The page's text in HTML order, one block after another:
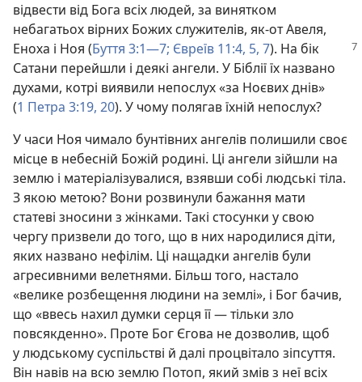
відвести від Бога всіх людей, за винятком
небагатьох вірних Божих служителів, як-от Авеля,
Еноха і Ноя (Буття 3:1—7; Євреїв 11:4, 5, 7). На бік
Сатани перейшли і деякі ангели. У Біблії їх названо
духами, котрі виявили непослух «за Ноєвих днів»
(1 Петра 3:19, 20). У чому полягав їхній непослух?
У часи Ноя чимало бунтівних ангелів полишили своє
місце в небесній Божій родині. Ці ангели зійшли на
землю і матеріалізувалися, взявши собі людські тіла.
З якою метою? Вони розвинули бажання мати
статеві зносини з жінками. Такі стосунки у свою
чергу призвели до того, що в них народилися діти,
яких названо нефілім. Ці нащадки ангелів були
агресивними велетнями. Більш того, настало
«велике розбещення людини на землі», і Бог бачив,
що «ввесь нахил думки серця її — тільки зло
повсякденно». Проте Бог Єгова не дозволив, щоб
у людському суспільстві й далі процвітало зіпсуття.
Він навів на всю землю Потоп, який змів з неї всіх